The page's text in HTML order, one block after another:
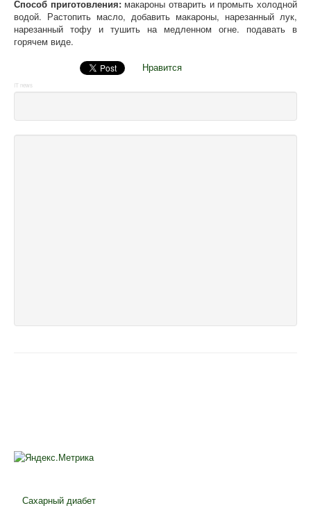
Способ приготовления:макароны отварить и промыть холодной
водой. Растопить масло, добавить макароны, нарезанный лук,
нарезанный тофу и тушить на медленном огне. подавать в
горячем виде.
Нравится
IT news
Сахарный диабет